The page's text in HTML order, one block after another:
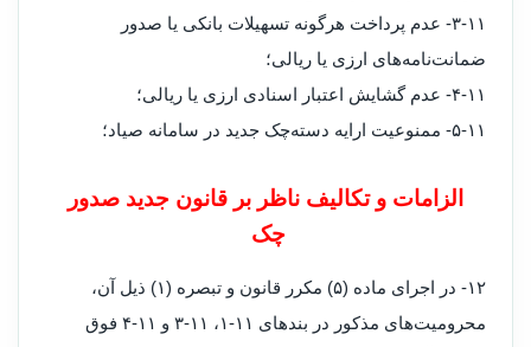
۱۱‏‏-۳‏‏- عدم پرداخت هرگونه تسهیلات بانکی یا صدور
ضمانت‌نامه‌های ارزی یا ریالی؛
۱۱‏‏-۴‏‏- عدم گشایش اعتبار اسنادی ارزی یا ریالی؛
۱۱‏‏-۵‏‏- ممنوعیت ارایه دسته‌چک جدید در سامانه صیاد؛
الزامات و تکالیف ناظر بر قانون جدید صدور
چک
۱۲- در اجرای ماده (۵) مکرر قانون و تبصره (۱) ذیل آن،
محرومیت‌های مذکور در بندهای ۱۱‏‏-۱، ۱۱‏‏-۳ و ۱۱‏‏-۴ فوق